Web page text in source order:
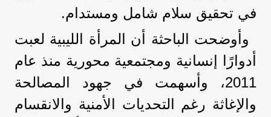
في تحقيق سلام شامل ومستدام.
وأوضحت الباحثة أن المرأة الليبية لعبت
أدوارًا إنسانية ومجتمعية محورية منذ عام
2011، وأسهمت في جهود المصالحة
والإغاثة رغم التحديات الأمنية والانقسام